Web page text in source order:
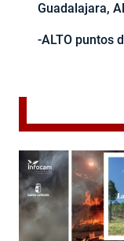
Guadalajara,
-ALTO puntos